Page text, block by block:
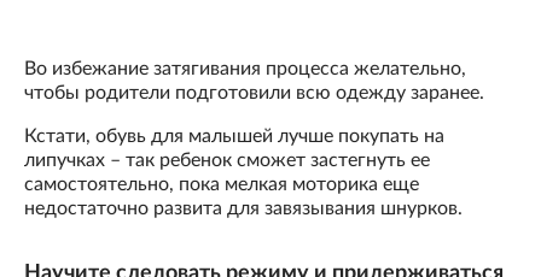
Во избежание затягивания процесса желательно,
чтобы родители подготовили всю одежду заранее.
Кстати, обувь для малышей лучше покупать на
липучках – так ребенок сможет застегнуть ее
самостоятельно, пока мелкая моторика еще
недостаточно развита для завязывания шнурков.